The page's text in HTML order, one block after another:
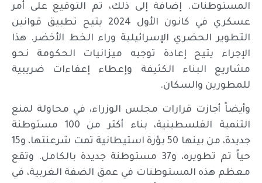
المستوطنات. إضافة إلى ذلك، تم التوقيع على أمر
عسكري في كانون الأول 2024 يتيح تطبيق قوانين
التطوير الحضري الإسرائيلية وراء الخط الأخضر. هذا
الإجراء يتيح إعادة توجيه ميزانيات الحكومة نحو
مشاريع البناء الكثيفة وإعطاء إعفاءات ضريبية
للمطورين والسكان.
وأيضاً أجازت قرارات مجلس الوزراء، في محاولة لمنع
التنمية الفلسطينية، بناء أكثر من 100 مستوطنة
جديدة، من بينها 50 بؤرة استيطانية تمت شرعنتها، و15
حياً تم تطويره، و37 مستوطنة جديدة بالكامل. وتقع
معظم هذه المستوطنات في عمق الضفة الغربية، في